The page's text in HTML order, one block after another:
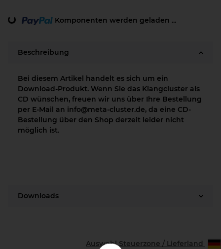
Loading... Komponenten werden geladen ...
Beschreibung
Bei diesem Artikel handelt es sich um ein
Download-Produkt. Wenn Sie das Klangcluster als
CD wünschen, freuen wir uns über Ihre Bestellung
per E-Mail an info@meta-cluster.de, da eine CD-
Bestellung über den Shop derzeit leider nicht
möglich ist.
Downloads
Auswahl Steuerzone / Lieferland